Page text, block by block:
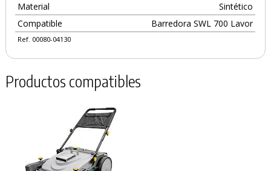
Material
Sintético
Compatible
Barredora SWL 700 Lavor
Ref. 00080-04130
Productos compatibles